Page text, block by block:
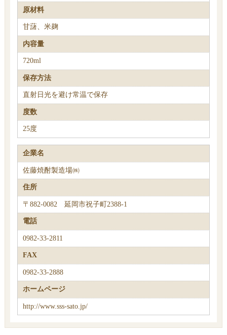
原材料
甘藷、米麹
内容量
720ml
保存方法
直射日光を避け常温で保存
度数
25度
企業名
佐藤焼酎製造場㈱
住所
〒882-0082 延岡市祝子町2388-1
電話
0982-33-2811
FAX
0982-33-2888
ホームページ
http://www.sss-sato.jp/